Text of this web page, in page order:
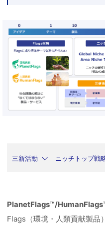
三新活動 ニッチトップ戦
PlanetFlags™/
Flags（環境・人類貢献製品